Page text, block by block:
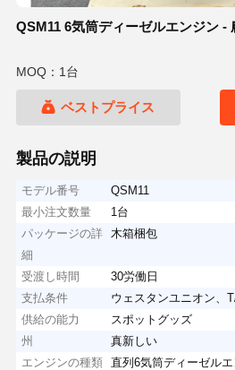
QSM11 6気筒ディーゼルエンジン -
MOQ：1台
ベストプライス
製品の説明
モデル番号
QSM11
最小注文数量
1台
パッケージの詳
細
木箱梱包
受渡し時間
30労働日
支払条件
ウェスタンユニオン、
供給の能力
スポットグッズ
州
真新しい
エンジンの種類
直列6気筒ディーゼル